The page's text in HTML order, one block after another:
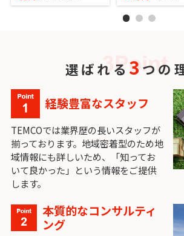
選ばれる 3 つの
経験豊富なスタッフ
TEMCOでは業界歴の長いスタッフが
揃っております。地域密着型のため地
域情報にも詳しいため、「知ってお
いて良かった」という情報をご提供
します。
本質的なコンサルティ
ング